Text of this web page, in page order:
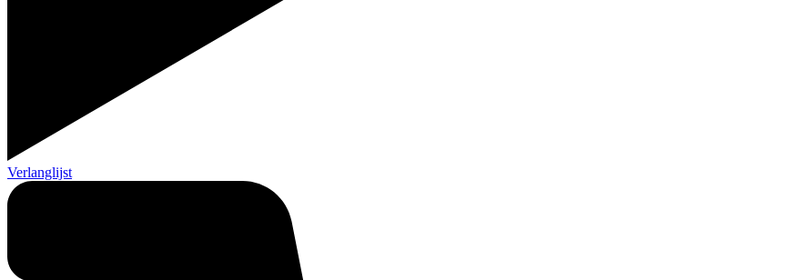
Verlanglijst